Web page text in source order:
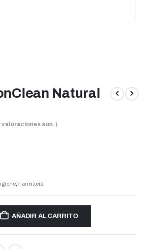
Natural
valoraciones aún. )
, Farmacia
AÑADIR AL CARRITO